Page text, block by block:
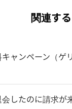
関連す
キャンペーン（
したのに請求が